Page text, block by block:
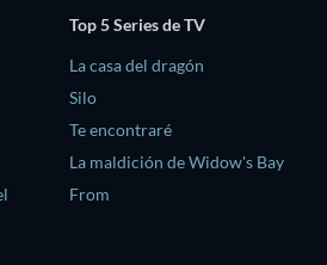
Top 5 Series de TV
La casa del dragón
Silo
Te encontraré
La maldición de Widow's Bay
From